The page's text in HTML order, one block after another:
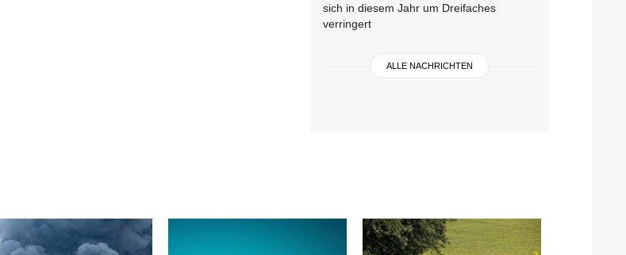
sich in diesem Jahr um Dreifaches
verringert
ALLE NACHRICHTEN